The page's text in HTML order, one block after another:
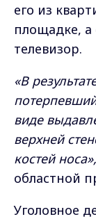
его из
площадке, а
телевизор.
«В
виде
верхней
костей носа»,
областной
Уголовное